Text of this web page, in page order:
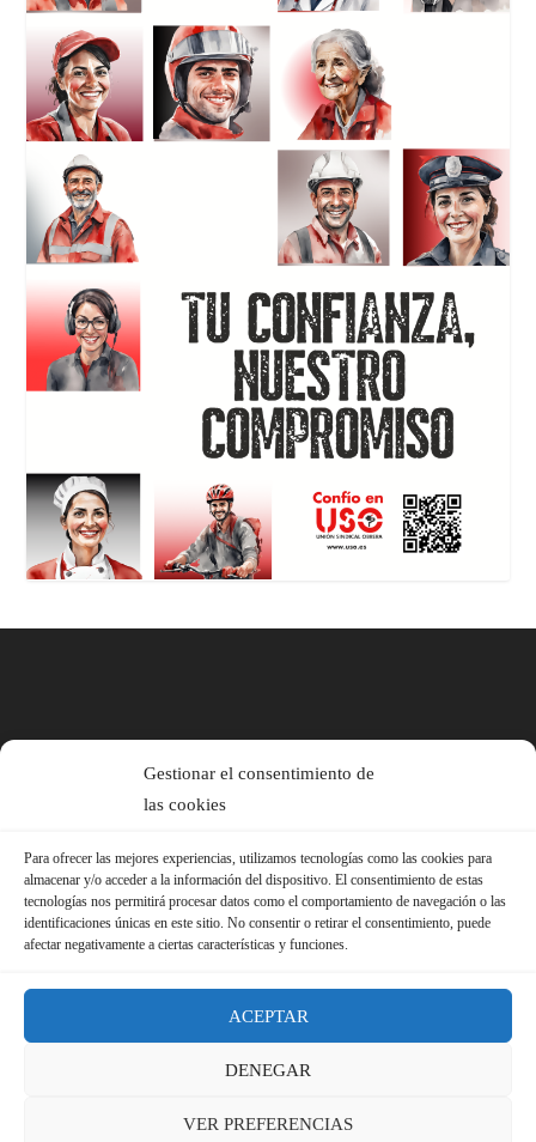
Gestionar el consentimiento de
las cookies
Para ofrecer las mejores experiencias, utilizamos tecnologías como las cookies para
almacenar y/o acceder a la información del dispositivo. El consentimiento de estas
tecnologías nos permitirá procesar datos como el comportamiento de navegación o las
identificaciones únicas en este sitio. No consentir o retirar el consentimiento, puede
afectar negativamente a ciertas características y funciones.
ACEPTAR
DENEGAR
VER PREFERENCIAS
Política de Cookies